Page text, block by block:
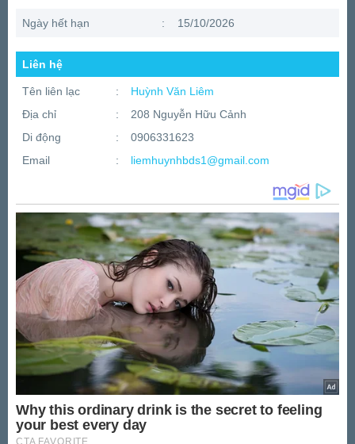
Ngày hết hạn : 15/10/2026
Liên hệ
Tên liên lạc :
Huỳnh Văn Liêm
Địa chỉ
:
208 Nguyễn Hữu Cảnh
Di động
:
0906331623
Email
: liemhuynhbds1@gmail.com